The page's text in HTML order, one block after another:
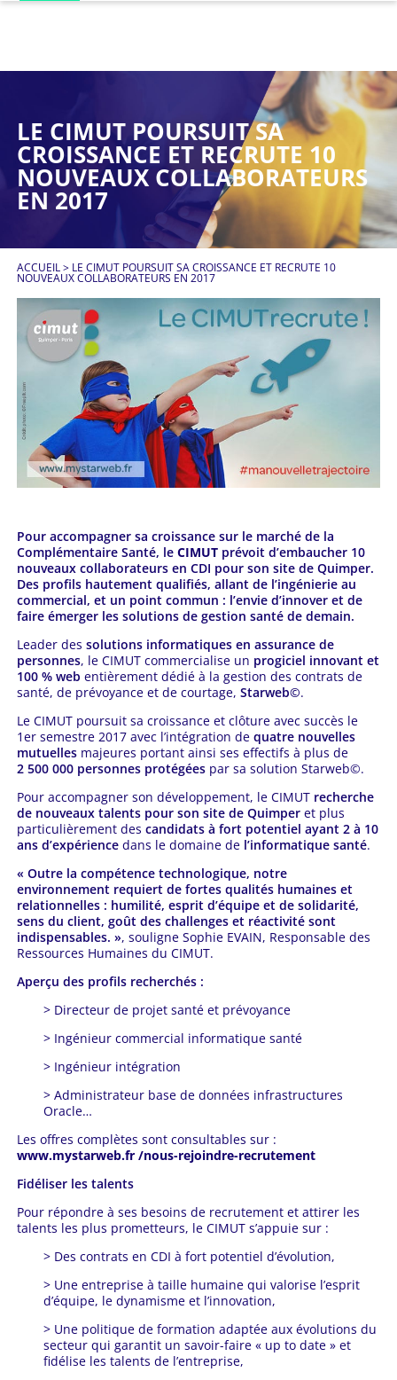
LE CIMUT POURSUIT SA
CROISSANCE ET RECRUTE 10
NOUVEAUX COLLABORATEURS
EN 2017
ACCUEIL> LE CIMUT POURSUIT SA CROISSANCE ET RECRUTE 10
NOUVEAUX COLLABORATEURS EN 2017
Pour accompagner sa croissance sur le marché de la
Complémentaire Santé, le CIMUT prévoit d’embaucher 10
nouveaux collaborateurs en CDI pour son site de Quimper.
Des profils hautement qualifiés, allant de l’ingénierie au
commercial, et un point commun : l’envie d’innover et de
faire émerger les solutions de gestion santé de demain.
Leader des solutions informatiques en assurance de
personnes, le CIMUT commercialise un progiciel innovant et
100 % web entièrement dédié à la gestion des contrats de
santé, de prévoyance et de courtage, Starweb©.
Le CIMUT poursuit sa croissance et clôture avec succès le
1er semestre 2017 avec l’intégration de quatre nouvelles
mutuellesmajeures portant ainsi ses effectifs à plus de
2 500 000 personnes protégéespar sa solution Starweb©.
Pour accompagner son développement, le CIMUT recherche
de nouveaux talents pour son site de Quimperet plus
particulièrement des candidats à fort potentiel ayant 2 à 10
ans d’expériencedans le domaine de l’informatique santé.
« Outre la compétence technologique, notre
environnement requiert de fortes qualités humaines et
relationnelles : humilité, esprit d’équipe et de solidarité,
sens du client, goût des challenges et réactivité sont
indispensables. », souligne Sophie EVAIN, Responsable des
Ressources Humaines du CIMUT.
Aperçu des profils recherchés :
> Directeur de projet santé et prévoyance
> Ingénieur commercial informatique santé
> Ingénieur intégration
> Administrateur base de données infrastructures
Oracle…
Les offres complètes sont consultables sur :
www.mystarweb.fr /nous-rejoindre-recrutement
Fidéliser les talents
Pour répondre à ses besoins de recrutement et attirer les
talents les plus prometteurs, le CIMUT s’appuie sur :
> Des contrats en CDI à fort potentiel d’évolution,
> Une entreprise à taille humaine qui valorise l’esprit
d’équipe, le dynamisme et l’innovation,
> Une politique de formation adaptée aux évolutions du
secteur qui garantit un savoir-faire « up to date » et
fidélise les talents de l’entreprise,